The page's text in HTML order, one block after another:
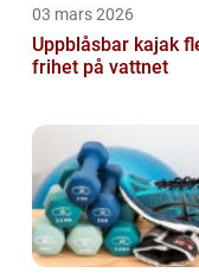
03 mars 2026
Uppblåsbar kajak flexibel
frihet på vattnet